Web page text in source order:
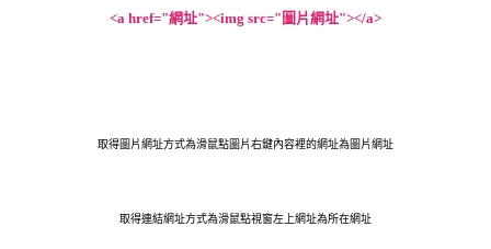
<a href="網址"><img src="圖片網址"></a>
取得圖片網址方式為滑鼠點圖片右鍵內容裡的網址為圖片網址
取得連結網址方式為滑鼠點視窗左上網址為所在網址